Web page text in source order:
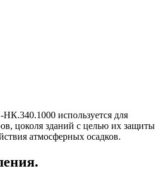
используется для
цоколя зданий с целью их защиты
атмосферных осадков.